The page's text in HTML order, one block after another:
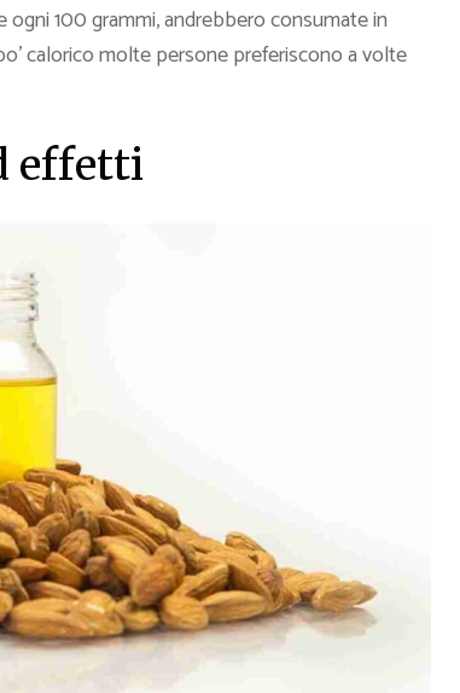
ogni 100 grammi, andrebbero consumate in
calorico molte persone preferiscono a volte
effetti